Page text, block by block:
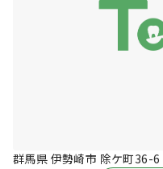
群馬県 伊勢崎市 除ケ町36-6